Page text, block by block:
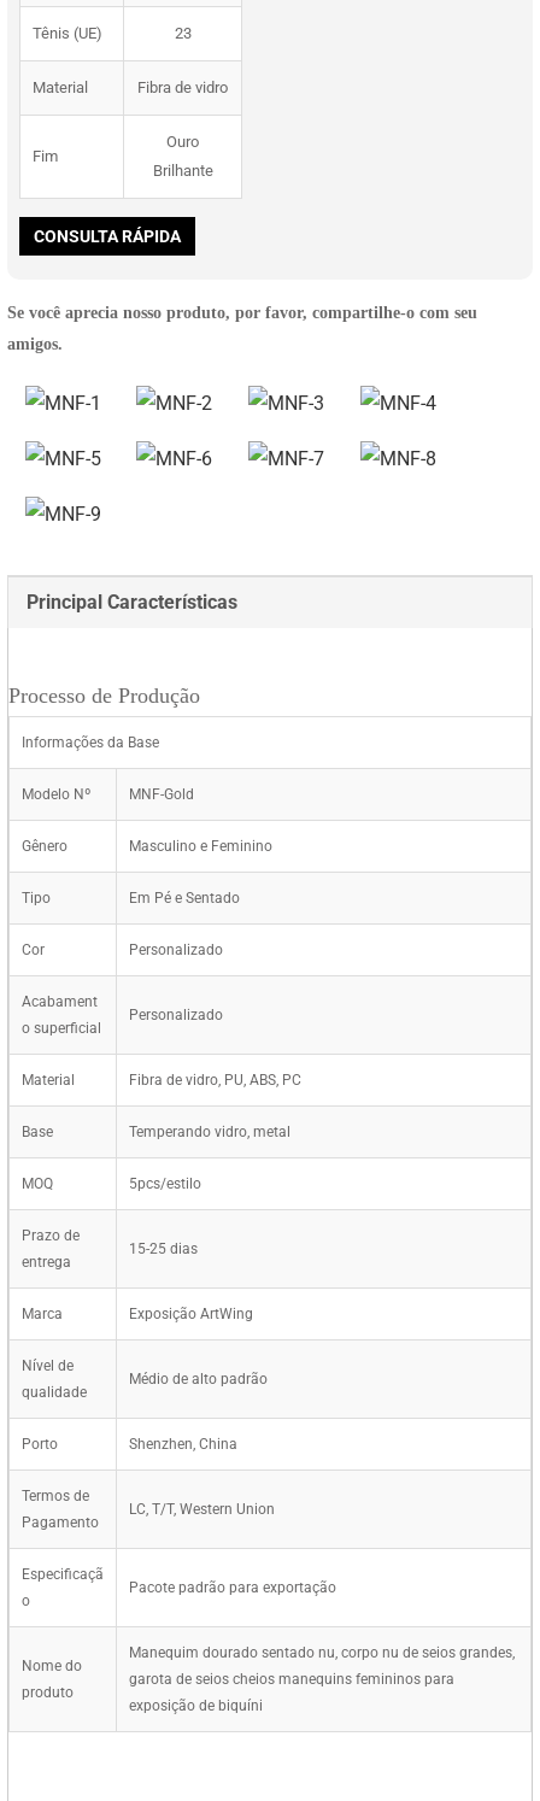
Tênis (UE) 23
Material Fibra de vidro
Fim
Ouro
Brilhante
CONSULTA RÁPIDA
Se você aprecia nosso produto, por favor, compartilhe-o com seu
amigos.
Principal Características
Processo de Produção
Informações da Base
Modelo Nº MNF-Gold
Gênero Masculino e Feminino
Tipo Em Pé e Sentado
Cor Personalizado
Acabament
o superficial
Personalizado
Material Fibra de vidro, PU, ABS, PC
Base Temperando vidro, metal
MOQ 5pcs/estilo
Prazo de
entrega
15-25 dias
Marca Exposição ArtWing
Nível de
qualidade
Médio de alto padrão
Porto Shenzhen, China
Termos de
Pagamento
LC, T/T, Western Union
Especificaçã
o
Pacote padrão para exportação
Nome do
produto
Manequim dourado sentado nu, corpo nu de seios grandes,
garota de seios cheios manequins femininos para
exposição de biquíni